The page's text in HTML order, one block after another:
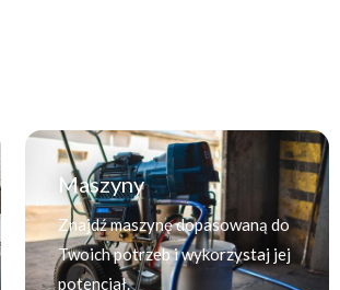
Maszyny
Znajdź maszynę dopasowaną do
Twoich potrzeb i wykorzystaj jej
potencjał.